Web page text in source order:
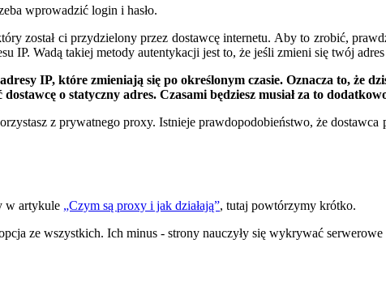
wprowadzić login i hasło.
został ci przydzielony przez dostawcę internetu. Aby to zrobić,
IP. Wadą takiej metody autentykacji jest to, że jeśli zmieni się twój
IP, które zmieniają się po określonym czasie. Oznacza to, że
o statyczny adres. Czasami będziesz musiał za to
z prywatnego proxy. Istnieje prawdopodobieństwo, że
w artykule „Czym są proxy i jak działają”, tutaj powtórzymy krótko.
ze wszystkich. Ich minus - strony nauczyły się wykrywać